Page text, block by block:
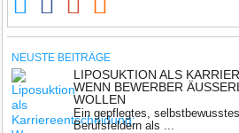
NEUSTE BEITRÄGE
LIPOSUKTION ALS
WENN BEWERBER
OLLEN
Ein gepflegtes,
Berufsfeldern als ...